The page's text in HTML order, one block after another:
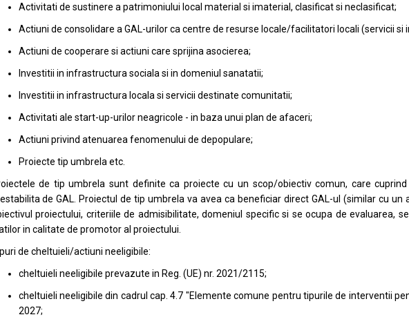
Activitati de sustinere a patrimoniului local material si imaterial, clasificat si neclasificat;
Actiuni de consolidare a GAL-urilor ca centre de resurse locale/facilitatori locali (servicii si
Actiuni de cooperare si actiuni care sprijina asocierea;
Investitii in infrastructura sociala si in domeniul sanatatii;
Investitii in infrastructura locala si servicii destinate comunitatii;
Activitati ale start-up-urilor neagricole - in baza unui plan de afaceri;
Actiuni privind atenuarea fenomenului de depopulare;
Proiecte tip umbrela etc.
de tip umbrela sunt definite ca proiecte cu un scop/obiectiv comun, care
de GAL. Proiectul de tip umbrela va avea ca beneficiar direct GAL-ul (similar cu
proiectului, criteriile de admisibilitate, domeniul specific si se ocupa de evaluarea,
in calitate de promotor al proiectului.
de cheltuieli/actiuni neeligibile:
cheltuieli neeligibile prevazute in Reg. (UE) nr. 2021/2115;
cheltuieli neeligibile din cadrul cap. 4.7 "Elemente comune pentru tipurile de interventii
2027;